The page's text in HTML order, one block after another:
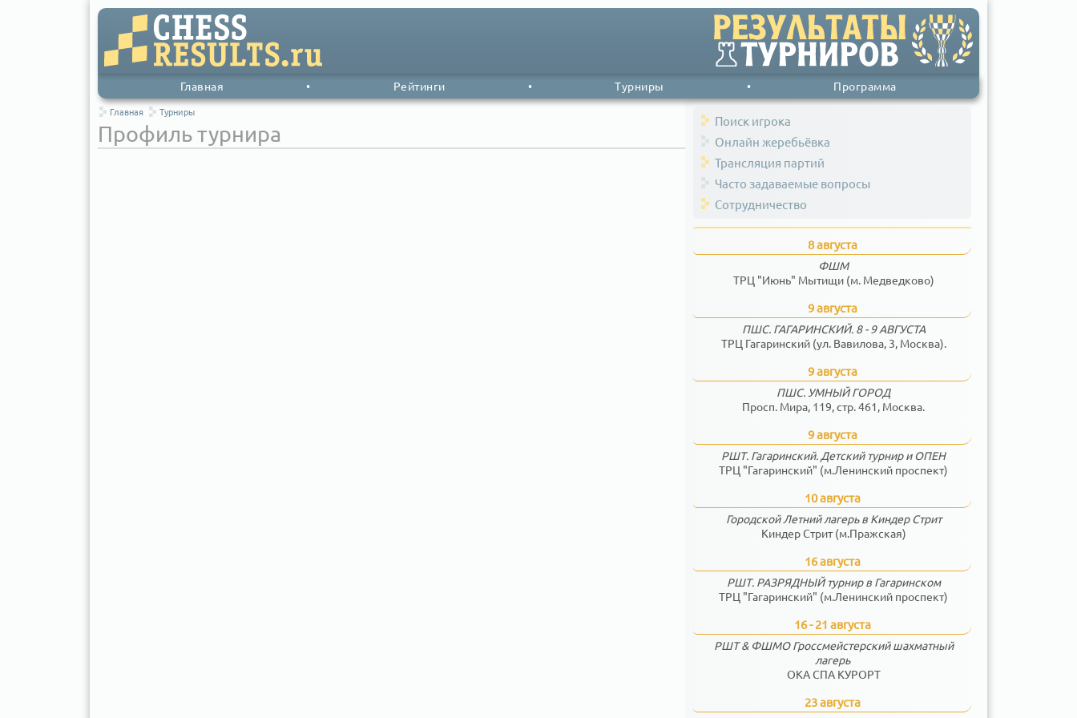
Главная • Рейтинги • Турниры • Программа
Главная Турниры
Профиль турнира
Поиск игрока
Онлайн жеребьёвка
Трансляция партий
Часто задаваемые вопросы
Сотрудничество
8 августа
ФШМ
ТРЦ "Июнь" Мытищи (м. Медведково)
9 августа
ПШС. ГАГАРИНСКИЙ. 8 - 9 АВГУСТА
ТРЦ Гагаринский (ул. Вавилова, 3, Москва).
9 августа
ПШС. УМНЫЙ ГОРОД
Просп. Мира, 119, стр. 461, Москва.
9 августа
РШТ. Гагаринский. Детский турнир и ОПЕН
ТРЦ "Гагаринский" (м.Ленинский проспект)
10 августа
Городской Летний лагерь в Киндер Стрит
Киндер Стрит (м.Пражская)
16 августа
РШТ. РАЗРЯДНЫЙ турнир в Гагаринском
ТРЦ "Гагаринский" (м.Ленинский проспект)
16 - 21 августа
РШТ & ФШМО Гроссмейстерский шахматный
лагерь
ОКА СПА КУРОРТ
23 августа